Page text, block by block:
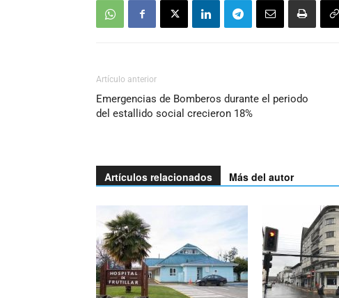
Artículo anterior
Emergencias de Bomberos durante el periodo
del estallido social crecieron 18%
Artículos relacionados Más del autor